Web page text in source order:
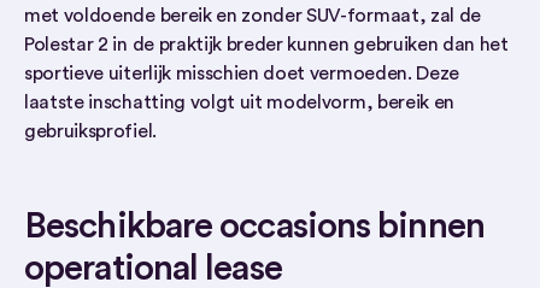
met voldoende bereik en zonder SUV-formaat, zal de
Polestar 2 in de praktijk breder kunnen gebruiken dan het
sportieve uiterlijk misschien doet vermoeden. Deze
laatste inschatting volgt uit modelvorm, bereik en
gebruiksprofiel.
Beschikbare occasions binnen
operational lease